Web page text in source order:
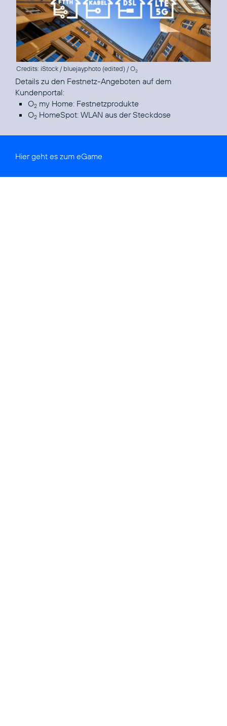
Credits: iStock / bluejayphoto (edited) / O2
Details zu den Festnetz-Angeboten auf dem
O2 my Home: Festnetzprodukte
O2 HomeSpot: WLAN aus der Steckdose
Hier geht es zum eGame